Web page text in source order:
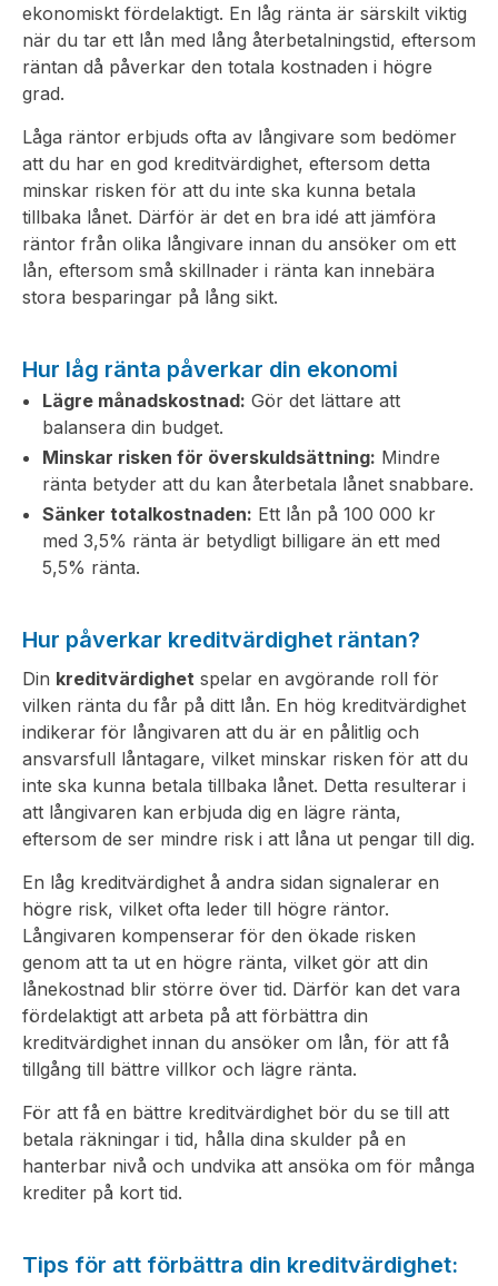
ekonomiskt fördelaktigt. En låg ränta är särskilt viktig
när du tar ett lån med lång återbetalningstid, eftersom
räntan då påverkar den totala kostnaden i högre
grad.
Låga räntor erbjuds ofta av långivare som bedömer
att du har en god kreditvärdighet, eftersom detta
minskar risken för att du inte ska kunna betala
tillbaka lånet. Därför är det en bra idé att jämföra
räntor från olika långivare innan du ansöker om ett
lån, eftersom små skillnader i ränta kan innebära
stora besparingar på lång sikt.
Hur låg ränta påverkar din ekonomi
Lägre månadskostnad: Gör det lättare att
balansera din budget.
Minskar risken för överskuldsättning: Mindre
ränta betyder att du kan återbetala lånet snabbare.
Sänker totalkostnaden: Ett lån på 100 000 kr
med 3,5% ränta är betydligt billigare än ett med
5,5% ränta.
Hur påverkar kreditvärdighet räntan?
Din kreditvärdighet spelar en avgörande roll för
vilken ränta du får på ditt lån. En hög kreditvärdighet
indikerar för långivaren att du är en pålitlig och
ansvarsfull låntagare, vilket minskar risken för att du
inte ska kunna betala tillbaka lånet. Detta resulterar i
att långivaren kan erbjuda dig en lägre ränta,
eftersom de ser mindre risk i att låna ut pengar till dig.
En låg kreditvärdighet å andra sidan signalerar en
högre risk, vilket ofta leder till högre räntor.
Långivaren kompenserar för den ökade risken
genom att ta ut en högre ränta, vilket gör att din
lånekostnad blir större över tid. Därför kan det vara
fördelaktigt att arbeta på att förbättra din
kreditvärdighet innan du ansöker om lån, för att få
tillgång till bättre villkor och lägre ränta.
För att få en bättre kreditvärdighet bör du se till att
betala räkningar i tid, hålla dina skulder på en
hanterbar nivå och undvika att ansöka om för många
krediter på kort tid.
Tips för att förbättra din kreditvärdighet: